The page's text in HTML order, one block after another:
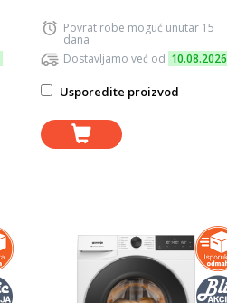
Povrat robe moguć unutar 15
dana
Dostavljamo već od 10.08.2026
Usporedite proizvod